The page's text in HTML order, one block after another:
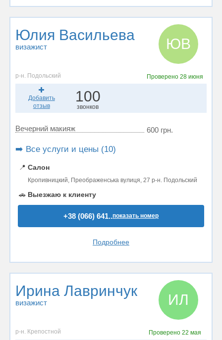
Юлия Васильева
визажист ЮВ
р-н. Подольский Проверено 28 июня
Добавить
отзыв
100
звонков
Вечерний макияж 600 грн.
➡️ Все услуги и цены (10)
📍 Салон
Кропивницкий, Преображенська вулиця, 27 р-н. Подольский
🚗 Выезжаю к клиенту
+38 (066) 641..показать номер
Подробнее
Ирина Лавринчук
визажист ИЛ
р-н. Крепостной Проверено 22 мая